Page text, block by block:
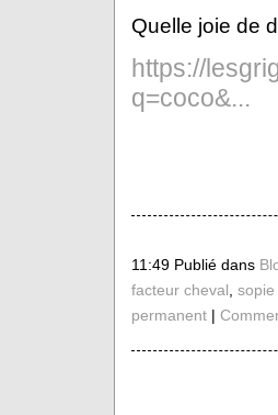
Quelle joie de
https://
q=coco&...
11:49 Publié dans
facteur cheval sopie
permanent|